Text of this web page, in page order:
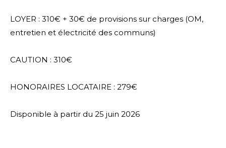
LOYER : 310€ + 30€ de provisions sur charges (OM,
entretien et électricité des communs)
CAUTION : 310€
HONORAIRES LOCATAIRE : 279€
Disponible à partir du 25 juin 2026